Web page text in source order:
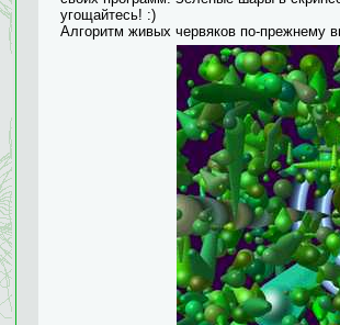
угощайтесь! :)
Алгоритм живых червяков по-прежнему